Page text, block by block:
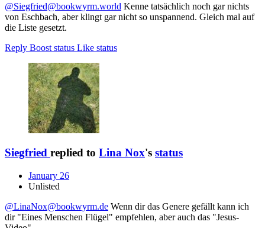
@Siegfried@bookwyrm.world Kenne tatsächlich noch gar nichts
von Eschbach, aber klingt gar nicht so unspannend. Gleich mal auf
die Liste gesetzt.
Reply Boost status Like status
Siegfried replied to Lina Nox's status
January 26
Unlisted
@LinaNox@bookwyrm.de Wenn dir das Genere gefällt kann ich
dir "Eines Menschen Flügel" empfehlen, aber auch das "Jesus-